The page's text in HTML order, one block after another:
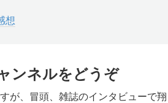
想
ンネルをどうぞ
が、冒頭、雑誌のインタビューで翔